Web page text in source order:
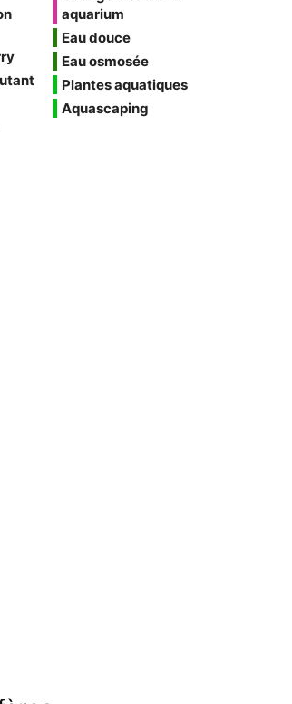
aquarium
Eau douce
Eau osmosée
Plantes aquatiques
Aquascaping